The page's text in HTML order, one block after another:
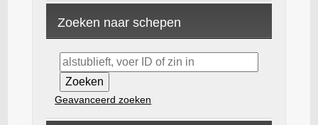
Zoeken naar schepen
Geavanceerd zoeken